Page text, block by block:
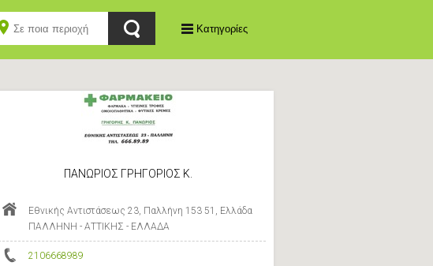
Κατηγορίες
ΠΑΝΩΡΙΟΣ ΓΡΗΓΟΡΙΟΣ Κ.
Εθνικής Αντιστάσεως 23, Παλλήνη 153 51, Ελλάδα
ΠΑΛΛΗΝΗ - ΑΤΤΙΚΗΣ - ΕΛΛΑΔΑ
2106668989